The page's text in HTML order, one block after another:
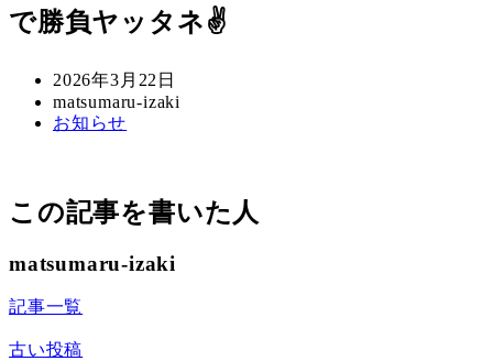
で勝負ヤッタネ✌️
投
稿
日
2026年3月22日
著
者
matsumaru-izaki
カ
ー
お知らせ
この記事を書いた人
matsumaru-izaki
記事一覧
古い投稿